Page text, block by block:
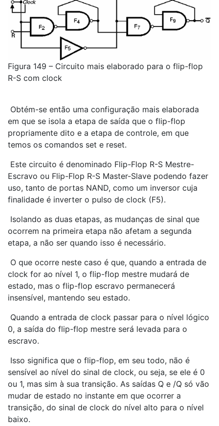
Figura 149 – Circuito mais elaborado para o flip-flop
R-S com clock
Obtém-se então uma configuração mais elaborada
em que se isola a etapa de saída que o flip-flop
propriamente dito e a etapa de controle, em que
temos os comandos set e reset.
Este circuito é denominado Flip-Flop R-S Mestre-
Escravo ou Flip-Flop R-S Master-Slave podendo fazer
uso, tanto de portas NAND, como um inversor cuja
finalidade é inverter o pulso de clock (F5).
Isolando as duas etapas, as mudanças de sinal que
ocorrem na primeira etapa não afetam a segunda
etapa, a não ser quando isso é necessário.
O que ocorre neste caso é que, quando a entrada de
clock for ao nível 1, o flip-flop mestre mudará de
estado, mas o flip-flop escravo permanecerá
insensível, mantendo seu estado.
Quando a entrada de clock passar para o nível lógico
0, a saída do flip-flop mestre será levada para o
escravo.
Isso significa que o flip-flop, em seu todo, não é
sensível ao nível do sinal de clock, ou seja, se ele é 0
ou 1, mas sim à sua transição. As saídas Q e /Q só vão
mudar de estado no instante em que ocorrer a
transição, do sinal de clock do nível alto para o nível
baixo.